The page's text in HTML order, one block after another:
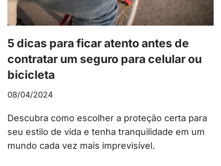
5 dicas para ficar atento antes de
contratar um seguro para celular ou
bicicleta
08/04/2024
Descubra como escolher a proteção certa para
seu estilo de vida e tenha tranquilidade em um
mundo cada vez mais imprevisível.